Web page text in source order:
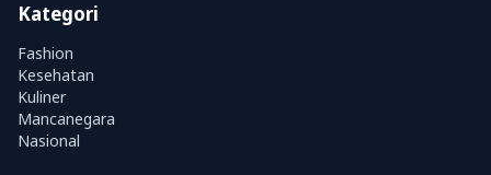
Kategori
Fashion
Kesehatan
Kuliner
Mancanegara
Nasional